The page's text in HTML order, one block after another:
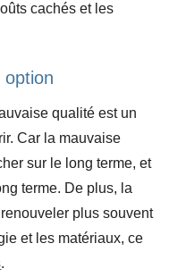
cachés et les
option
qualité est un
Car la mauvaise
sur le long terme, et
terme. De plus, la
plus souvent
et les matériaux, ce
.